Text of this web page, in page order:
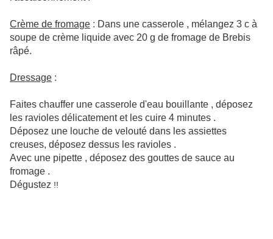
Crème de fromage : Dans une casserole , mélangez 3 c à
soupe de crème liquide avec 20 g de fromage de Brebis
râpé.
Dressage :
Faites chauffer une casserole d'eau bouillante , déposez
les ravioles délicatement et les cuire 4 minutes .
Déposez une louche de velouté dans les assiettes
creuses, déposez dessus les ravioles .
Avec une pipette , déposez des gouttes de sauce au
fromage .
Dégustez !!